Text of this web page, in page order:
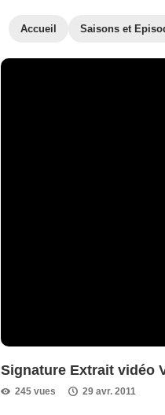
Accueil Saisons et
Signature Extrait vidéo
245 vues 29 avr. 2011